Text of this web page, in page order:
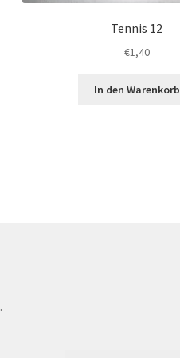
Tennis 12
€1,40
In den Warenkorb
.